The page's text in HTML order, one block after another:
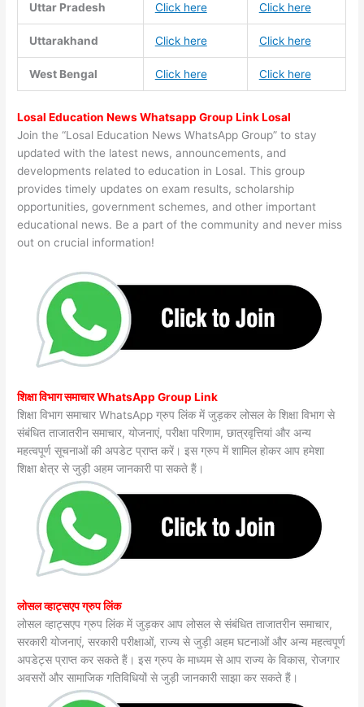
Uttar Pradesh Click here Click here
Uttarakhand Click here Click here
West Bengal Click here Click here
Losal Education News Whatsapp Group Link Losal
Join the “Losal Education News WhatsApp Group” to stay
updated with the latest news, announcements, and
developments related to education in Losal. This group
provides timely updates on exam results, scholarship
opportunities, government schemes, and other important
educational news. Be a part of the community and never miss
out on crucial information!
शिक्षा विभाग समाचार WhatsApp Group Link
शिक्षा विभाग समाचार WhatsApp ग्रुप लिंक में जुड़कर लोसल के शिक्षा विभाग से
संबंधित ताजातरीन समाचार, योजनाएं, परीक्षा परिणाम, छात्रवृत्तियां और अन्य
महत्वपूर्ण सूचनाओं की अपडेट प्राप्त करें। इस ग्रुप में शामिल होकर आप हमेशा
शिक्षा क्षेत्र से जुड़ी अहम जानकारी पा सकते हैं।
लोसल व्हाट्सएप ग्रुप लिंक
लोसल व्हाट्सएप ग्रुप लिंक में जुड़कर आप लोसल से संबंधित ताजातरीन समाचार,
सरकारी योजनाएं, सरकारी परीक्षाओं, राज्य से जुड़ी अहम घटनाओं और अन्य महत्वपूर्ण
अपडेट्स प्राप्त कर सकते हैं। इस ग्रुप के माध्यम से आप राज्य के विकास, रोजगार
अवसरों और सामाजिक गतिविधियों से जुड़ी जानकारी साझा कर सकते हैं।